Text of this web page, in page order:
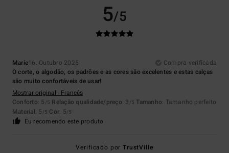
5/5
Marie16. Outubro 2025
Compra verificada
O corte, o algodão, os padrões e as cores são excelentes e estas calças
são muito confortáveis de usar!
Mostrar original - Francês
Conforto: 5 /5 Relação qualidade/preço: 3 /5 Tamanho: Tamanho perfeito
Material: 5 /5 Cor: 5/5
Eu recomendo este produto
Verificado porTrustVille